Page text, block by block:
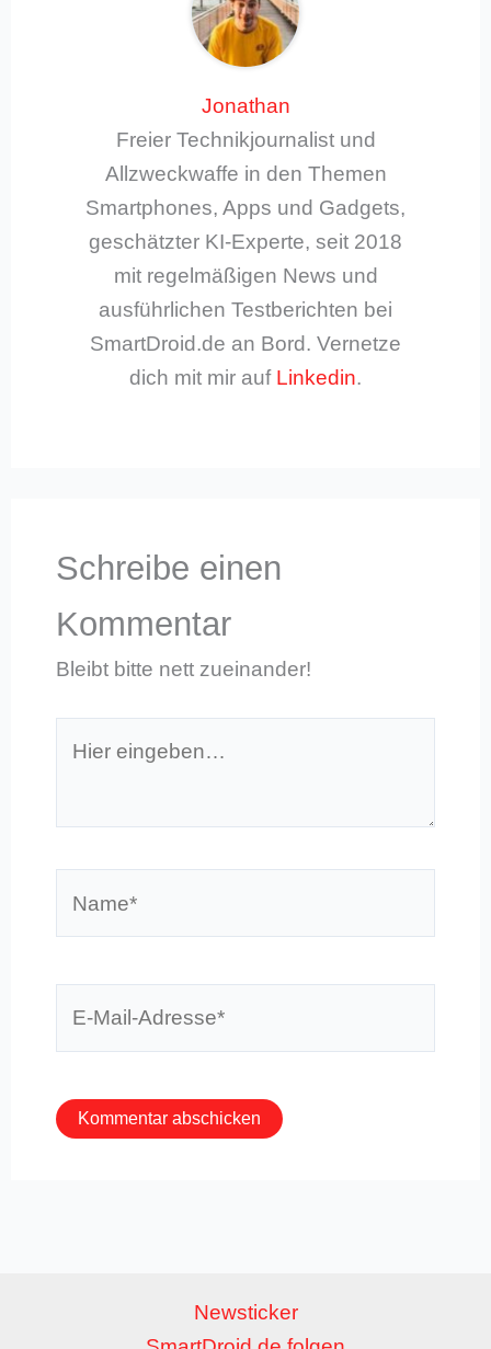
Jonathan
Freier Technikjournalist und
Allzweckwaffe in den Themen
Smartphones, Apps und Gadgets,
geschätzter KI-Experte, seit 2018
mit regelmäßigen News und
ausführlichen Testberichten bei
SmartDroid.de an Bord. Vernetze
dich mit mir auf Linkedin.
Schreibe einen
Kommentar
Bleibt bitte nett zueinander!
eingeben…
Newsticker